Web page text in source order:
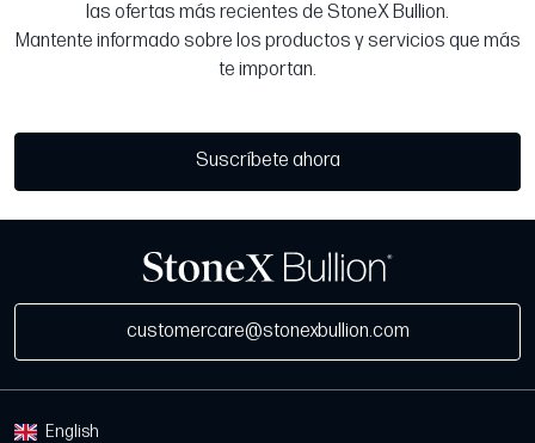
las ofertas más recientes de StoneX Bullion.
Mantente informado sobre los productos y servicios que más
te importan.
Suscríbete ahora
customercare@stonexbullion.com
English